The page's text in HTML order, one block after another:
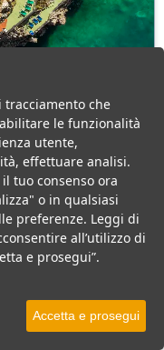
Del Golfo
per un divertimento
acquatici.
che
le funzionalità
utente,
effettuare analisi.
tuo consenso ora
o in qualsiasi
preferenze. Leggi di
all’utilizzo di
e prosegui”.
Accetta e prosegui